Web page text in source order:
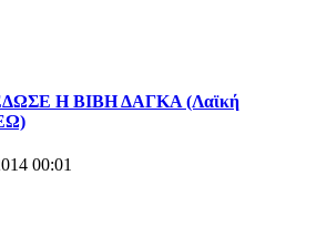
Η ΒΙΒΗ ΔΑΓΚΑ (Λαϊκή
00:01